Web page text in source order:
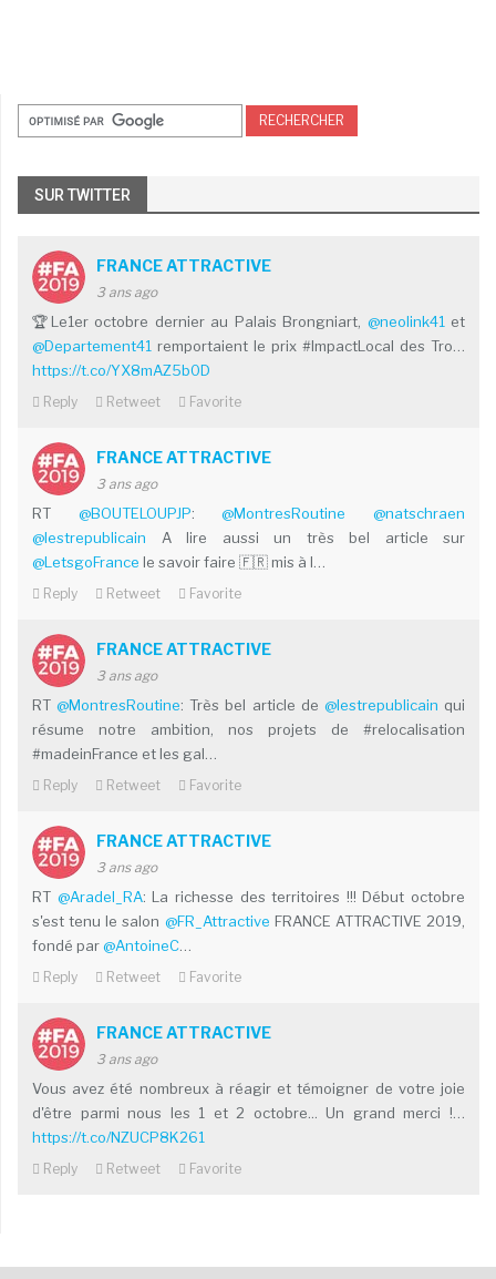
SUR TWITTER
FRANCE ATTRACTIVE
3 ans ago
🏆Le1er octobre dernier au Palais Brongniart, @neolink41 et
@Departement41 remportaient le prix #ImpactLocal des Tro…
https://t.co/YX8mAZ5b0D
Reply Retweet Favorite
FRANCE ATTRACTIVE
3 ans ago
RT @BOUTELOUPJP:@MontresRoutine
@natschraen
@lestrepublicain A lire aussi un très bel article sur
@LetsgoFrance le savoir faire 🇫🇷 mis à l…
Reply Retweet Favorite
FRANCE ATTRACTIVE
3 ans ago
RT@MontresRoutine: Très bel article de @lestrepublicain qui
résume notre ambition, nos projets de #relocalisation
#madeinFrance et les gal…
Reply Retweet Favorite
FRANCE ATTRACTIVE
3 ans ago
RT @Aradel_RA: La richesse des territoires !!! Début octobre
s'est tenu le salon @FR_Attractive FRANCE ATTRACTIVE 2019,
fondé par@AntoineC
Reply Retweet Favorite
FRANCE ATTRACTIVE
3 ans ago
Vous avez été nombreux à réagir et témoigner de votre joie
d'être parmi nous les 1 et 2 octobre... Un grand merci !…
https://t.co/NZUCP8K261
Reply Retweet Favorite